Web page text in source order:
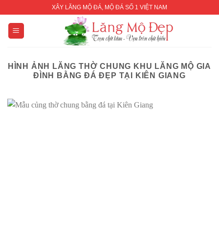
content
XÂY LĂNG MỘ ĐÁ, MỘ ĐÁ SỐ 1 VIỆT NAM
HÌNH ẢNH LĂNG THỜ CHUNG KHU LĂNG MỘ GIA
ĐÌNH BẰNG ĐÁ ĐẸP TẠI KIÊN GIANG